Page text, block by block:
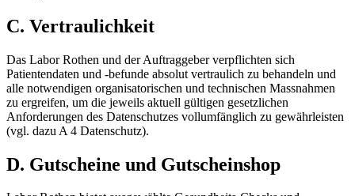
C. Vertraulichkeit
Das Labor Rothen und der Auftraggeber verpflichten sich
Patientendaten und -befunde absolut vertraulich zu behandeln und
alle notwendigen organisatorischen und technischen Massnahmen
zu ergreifen, um die jeweils aktuell gültigen gesetzlichen
Anforderungen des Datenschutzes vollumfänglich zu gewährleisten
(vgl. dazu A 4 Datenschutz).
D. Gutscheine und Gutscheinshop